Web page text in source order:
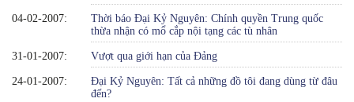
04-02-2007:
Thời báo Đại Kỷ Nguyên: Chính quyền Trung quốc
thừa nhận có mổ cắp nội tạng các tù nhân
31-01-2007: Vượt qua giới hạn của Đảng
24-01-2007:
Đại Kỷ Nguyên: Tất cả những đồ tôi đang dùng từ đâu
đến?